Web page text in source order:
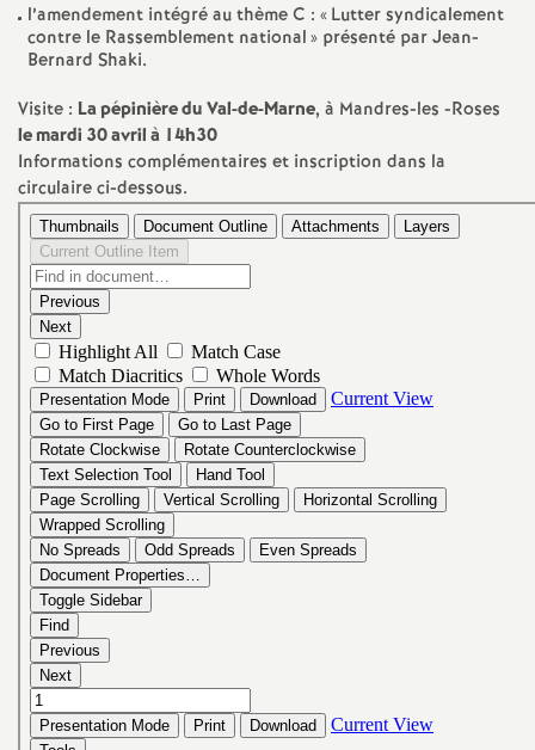
é
O
r
l
n
s
T
r
l’amendement intégré au thème C : «Lutter syndicalement
contre le Rassemblement national» présenté par Jean-
Bernard Shaki.
Visite : La pépinière du Val-de-Marne, à Mandres-les -Roses
le mardi 30 avril à 14h30
Informations complémentaires et inscription dans la
circulaire ci-dessous.